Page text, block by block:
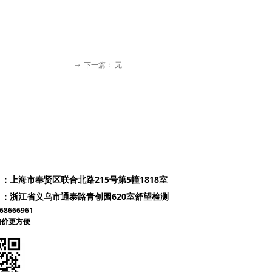
ꁹ 下一篇： 无
上海市奉贤区联合北路215号第5幢1818室
浙江省义乌市通泰路青创园620室舒望检测
更方便